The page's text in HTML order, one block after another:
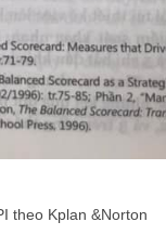
theo Kplan &Norton